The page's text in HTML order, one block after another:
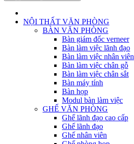
NỘI THẤT VĂN PHÒNG
BÀN VĂN PHÒNG
Bàn giám đốc verneer
Bàn làm việc lãnh đạo
Bàn làm việc nhân viên
Bàn làm việc chân gỗ
Bàn làm việc chân sắt
Bàn máy tính
Bàn họp
Modul bàn làm việc
GHẾ VĂN PHÒNG
Ghế lãnh đạo cao cấp
Ghế lãnh đạo
Ghế nhân viên